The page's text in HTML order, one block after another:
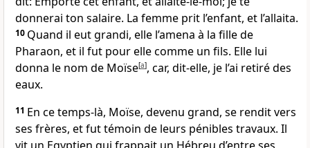
donnerai ton salaire. La femme prit l’enfant, et l’allaita.
10 Quand il eut grandi, elle l’amena à la fille de
Pharaon, et il fut pour elle comme un fils. Elle lui
donna le nom de Moïse[a], car, dit-elle, je l’ai retiré des
eaux.
11 En ce temps-là, Moïse, devenu grand, se rendit vers
ses frères, et fut témoin de leurs pénibles travaux. Il